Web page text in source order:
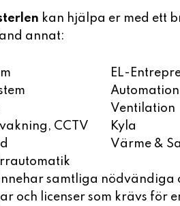
kan hjälpa er med ett
annat:
CCTV
EL-
Automation
Ventilation
Kyla
Värme &
samtliga nödvändiga
och licenser som krävs för